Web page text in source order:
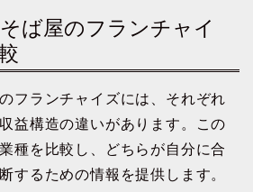
ば屋のフランチャイ
フランチャイズには、それぞれ
益構造の違いがあります。この
種を比較し、どちらが自分に合
するための情報を提供します。